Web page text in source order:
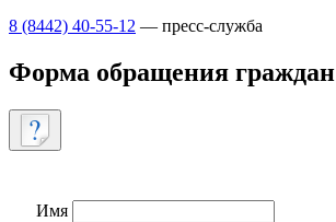
8 (8442) 40-55-12 — пресс-служба
Форма обращения граждан
Имя